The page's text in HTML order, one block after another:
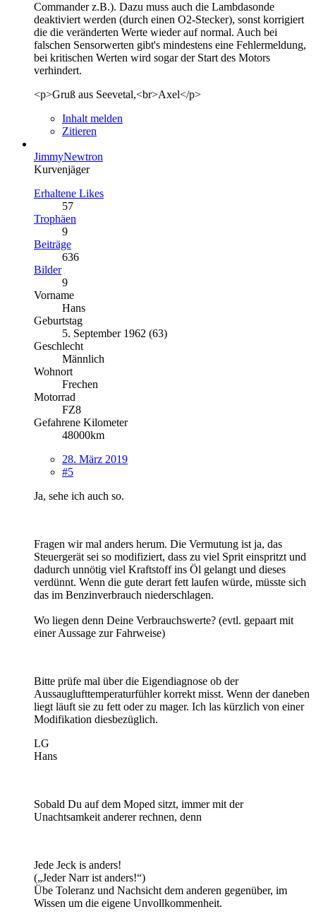
Commander z.B.). Dazu muss auch die Lambdasonde
deaktiviert werden (durch einen O2-Stecker), sonst korrigiert
die die veränderten Werte wieder auf normal. Auch bei
falschen Sensorwerten gibt's mindestens eine Fehlermeldung,
bei kritischen Werten wird sogar der Start des Motors
verhindert.
<p>Gruß aus Seevetal,<br>Axel</p>
Inhalt melden
Zitieren
JimmyNewtron
Kurvenjäger
Erhaltene Likes
57
Trophäen
9
Beiträge
636
Bilder
9
Vorname
Hans
Geburtstag
5. September 1962 (63)
Geschlecht
Männlich
Wohnort
Frechen
Motorrad
FZ8
Gefahrene Kilometer
48000km
28. März 2019
#5
Ja, sehe ich auch so.
Fragen wir mal anders herum. Die Vermutung ist ja, das
Steuergerät sei so modifiziert, dass zu viel Sprit einspritzt und
dadurch unnötig viel Kraftstoff ins Öl gelangt und dieses
verdünnt. Wenn die gute derart fett laufen würde, müsste sich
das im Benzinverbrauch niederschlagen.
Wo liegen denn Deine Verbrauchswerte? (evtl. gepaart mit
einer Aussage zur Fahrweise)
Bitte prüfe mal über die Eigendiagnose ob der
Aussauglufttemperaturfühler korrekt misst. Wenn der daneben
liegt läuft sie zu fett oder zu mager. Ich las kürzlich von einer
Modifikation diesbezüglich.
LG
Hans
Sobald Du auf dem Moped sitzt, immer mit der
Unachtsamkeit anderer rechnen, denn
Jede Jeck is anders!
(„Jeder Narr ist anders!“)
Übe Toleranz und Nachsicht dem anderen gegenüber, im
Wissen um die eigene Unvollkommenheit.